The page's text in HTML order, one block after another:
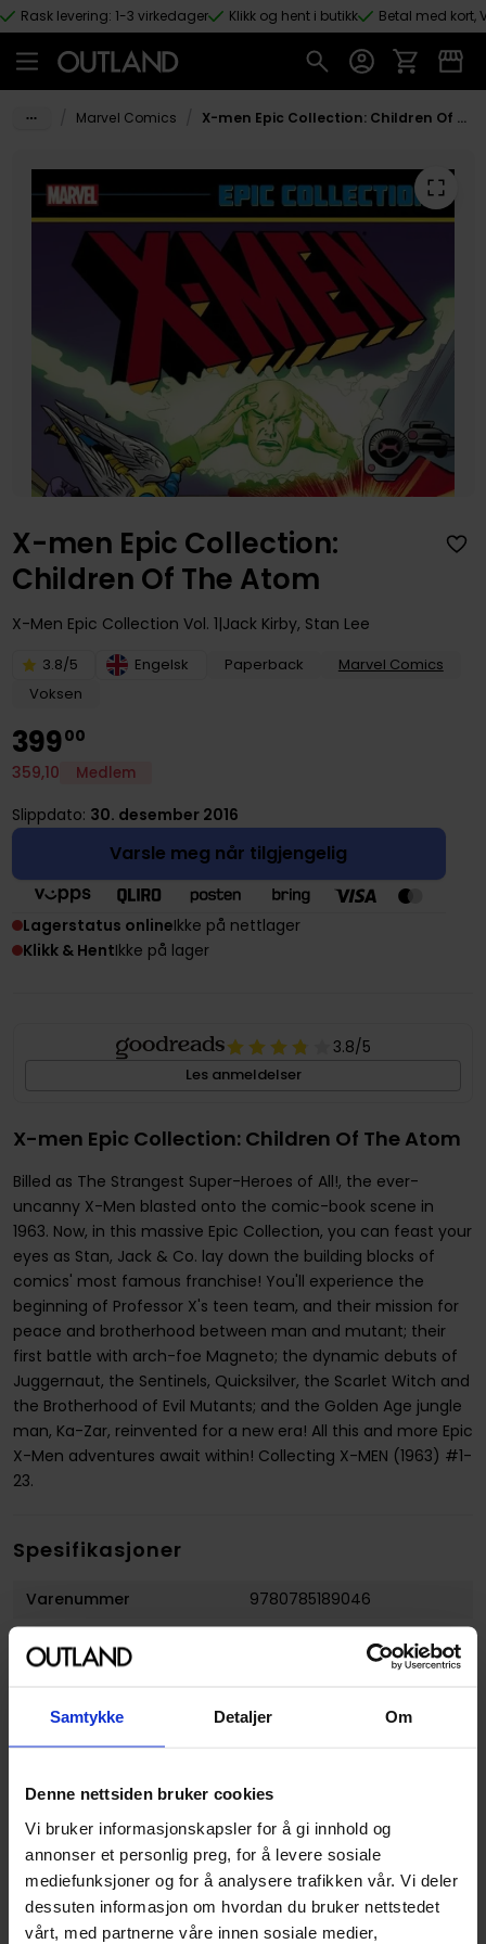
Samtykke Detaljer Om
Denne nettsiden bruker cookies
Vi bruker informasjonskapsler for å gi innhold og
annonser et personlig preg, for å levere sosiale
mediefunksjoner og for å analysere trafikken vår. Vi deler
dessuten informasjon om hvordan du bruker nettstedet
vårt, med partnerne våre innen sosiale medier,
Hopp til hovedinnhold
Rask levering: 1-3 virkedager Klikk og hent i butikk Betal med kort,
Marvel Comics X-men Epic Collection: Children Of The Atom
X-men Epic Collection:
Children Of The Atom
X-Men Epic Collection Vol. 1 Jack Kirby, Stan Lee
3.8/5 Engelsk Paperback
Marvel Comics
Voksen
39900
359,10 Medlem
Slippdato: 30. desember 2016
Varsle meg når tilgjengelig
Lagerstatus onlineIkke på nettlager
Klikk & HentIkke på lager
3.8/5
Les anmeldelser
X-men Epic Collection: Children Of The Atom
Billed as The Strangest Super-Heroes of All!, the ever-
uncanny X-Men blasted onto the comic-book scene in
1963. Now, in this massive Epic Collection, you can feast your
eyes as Stan, Jack & Co. lay down the building blocks of
comics' most famous franchise! You'll experience the
beginning of Professor X's teen team, and their mission for
peace and brotherhood between man and mutant; their
first battle with arch-foe Magneto; the dynamic debuts of
Juggernaut, the Sentinels, Quicksilver, the Scarlet Witch and
the Brotherhood of Evil Mutants; and the Golden Age jungle
man, Ka-Zar, reinvented for a new era! All this and more Epic
X-Men adventures await within! Collecting X-MEN (1963) #1-
23.
Spesifikasjoner
Varenummer
9780785189046
Format
Paperback
Serie
Forfattere
Jack Kirby
Sjanger
Superhelt
Illustratør
Jack Kirby
Antall Sider
520